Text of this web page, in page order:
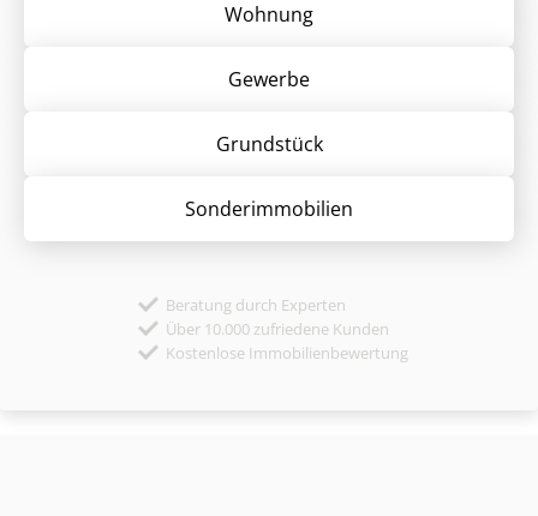
Wohnung
Gewerbe
Grund­stück
Sonder­immobilien
Beratung durch Experten
Über 10.000 zufriedene Kunden
Kostenlose Immobilienbewertung